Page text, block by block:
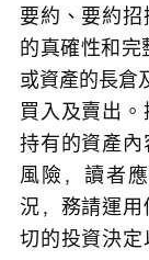
要約、要約
的真確性和完
或資產的長倉
買入及賣出
持有的資產
風險，讀者
況，務請運
切的投資決